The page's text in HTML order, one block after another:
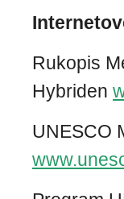
Rukopis
Hybriden
UNESCO